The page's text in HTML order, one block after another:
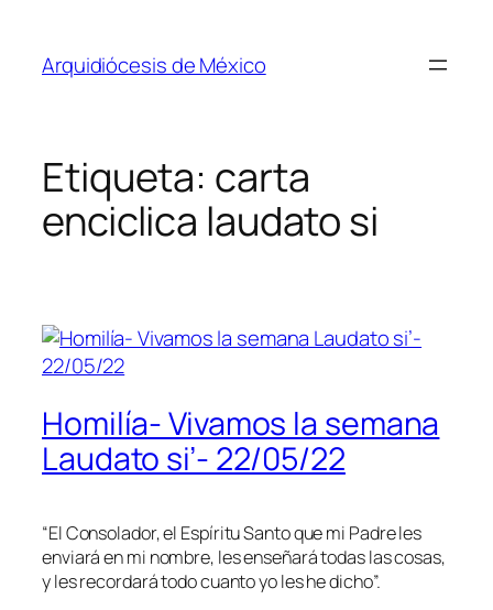
contenido
Arquidiócesis de México
Etiqueta: carta
enciclica laudato si
Homilía- Vivamos la semana
Laudato si’- 22/05/22
“El Consolador, el Espíritu Santo que mi Padre les
enviará en mi nombre, les enseñará todas las cosas,
y les recordará todo cuanto yo les he dicho”.